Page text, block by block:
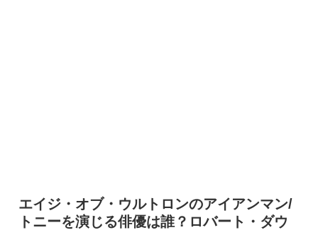
エイジ・オブ・ウルトロンのアイアンマン/
トニーを演じる俳優は誰？ロバート・ダウ